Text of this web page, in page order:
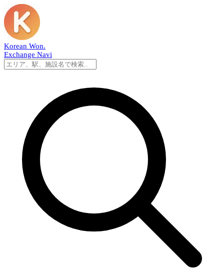
Korean Won.
Exchange Navi